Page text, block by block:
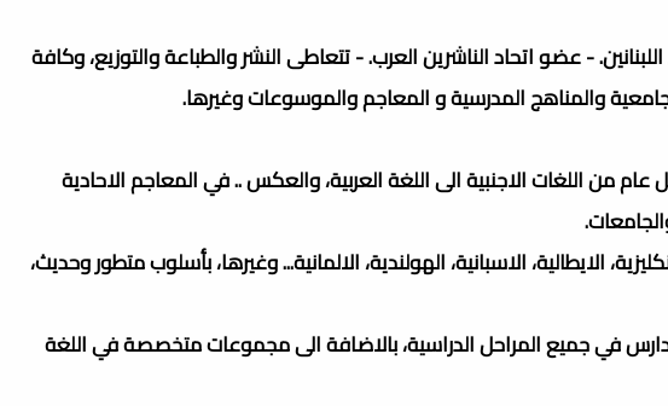
- عضو اتحاد الناشرين اللبنانين. - عضو اتحاد الناشرين العرب. - تتعاطى النشر والطباعة والتوزيع، وكافة
والمناهج المدرسية و المعاجم والموسوعات وغيرها.
من اللغات الاجنبية الى اللغة العربية، والعكس .. في المعاجم الاحادية
الايطالية، الاسبانية، الهولندية، الالمانية... وغيرها، بأسلوب متطور وحديث،
في جميع المراحل الدراسية، بالاضافة الى مجموعات متخصصة في اللغة